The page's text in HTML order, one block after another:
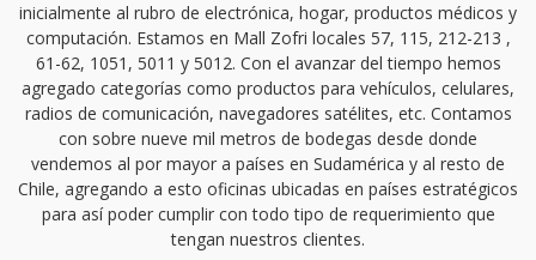
inicialmente al rubro de electrónica, hogar, productos médicos y
computación. Estamos en Mall Zofri locales 57, 115, 212-213 ,
61-62, 1051, 5011 y 5012. Con el avanzar del tiempo hemos
agregado categorías como productos para vehículos, celulares,
radios de comunicación, navegadores satélites, etc. Contamos
con sobre nueve mil metros de bodegas desde donde
vendemos al por mayor a países en Sudamérica y al resto de
Chile, agregando a esto oficinas ubicadas en países estratégicos
para así poder cumplir con todo tipo de requerimiento que
tengan nuestros clientes.